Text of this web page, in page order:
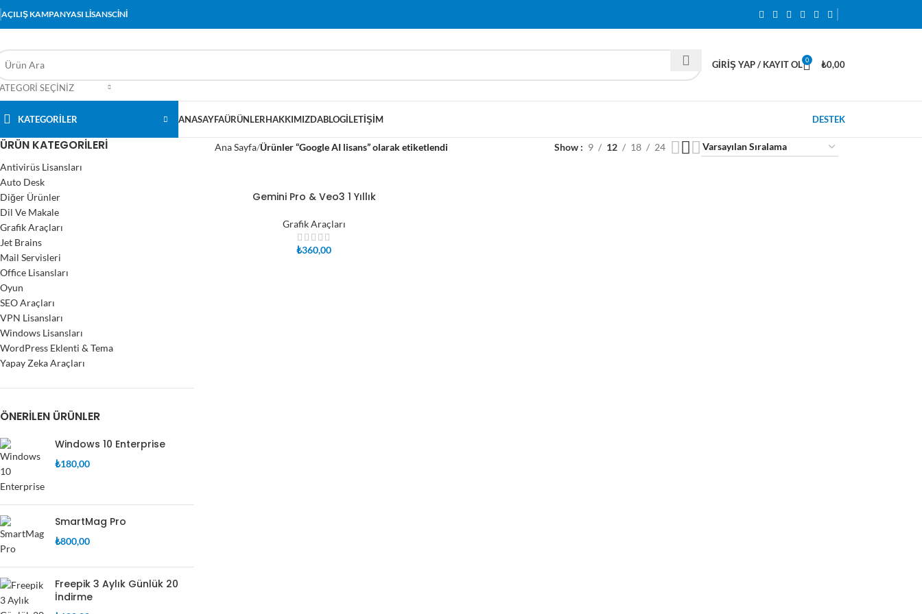
AÇILIŞ KAMPANYASI LİSANSCİNİ
SEÇINIZ
GIRIŞ YAP / KAYIT OL 0 ₺0,00
KATEGORİLER ANASAYFAÜRÜNLERHAKKIMIZDABLOGİLETIŞIM DESTEK
ÜRÜN KATEGORILERI
Antivirüs Lisansları
Auto Desk
Diğer Ürünler
Dil Ve Makale
Grafik Araçları
Jet Brains
Mail Servisleri
Office Lisansları
Oyun
SEO Araçları
VPN Lisansları
Windows Lisansları
WordPress Eklenti & Tema
Yapay Zeka Araçları
ÖNERILEN ÜRÜNLER
Windows 10 Enterprise
₺180,00
SmartMag Pro
₺800,00
Freepik 3 Aylık Günlük 20
İndirme
Ana Sayfa Ürünler “Google AI lisans” olarak etiketlendi Show 9 12 18 24
SEPETE EKLEGemini Pro & Veo3 1 Yıllık
Grafik Araçları
₺360,00